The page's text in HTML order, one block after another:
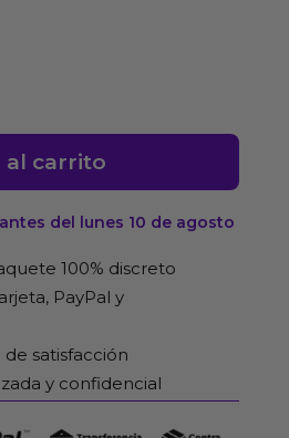
al carrito
del lunes 10 de agosto
100% discreto
PayPal y
satisfacción
y confidencial